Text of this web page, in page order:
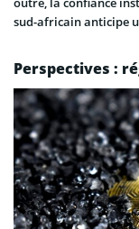
sud-africain anticipe
Perspectives :